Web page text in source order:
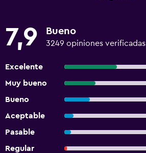
7,9 Bueno
3249 opiniones verificadas
Excelente
Muy bueno
Bueno
Aceptable
Pasable
Regular